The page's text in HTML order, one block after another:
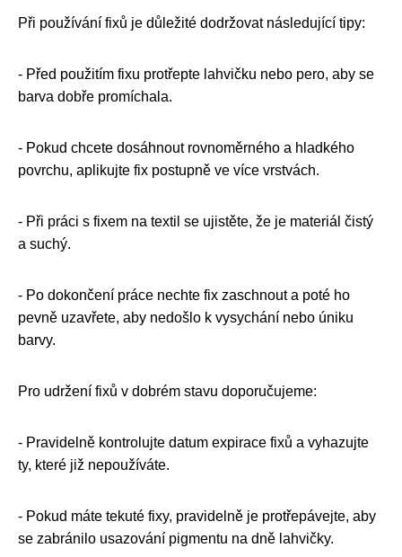
Při používání fixů je důležité dodržovat následující tipy:
- Před použitím fixu protřepte lahvičku nebo pero, aby se
barva dobře promíchala.
- Pokud chcete dosáhnout rovnoměrného a hladkého
povrchu, aplikujte fix postupně ve více vrstvách.
- Při práci s fixem na textil se ujistěte, že je materiál čistý
a suchý.
- Po dokončení práce nechte fix zaschnout a poté ho
pevně uzavřete, aby nedošlo k vysychání nebo úniku
barvy.
Pro udržení fixů v dobrém stavu doporučujeme:
- Pravidelně kontrolujte datum expirace fixů a vyhazujte
ty, které již nepoužíváte.
- Pokud máte tekuté fixy, pravidelně je protřepávejte, aby
se zabránilo usazování pigmentu na dně lahvičky.